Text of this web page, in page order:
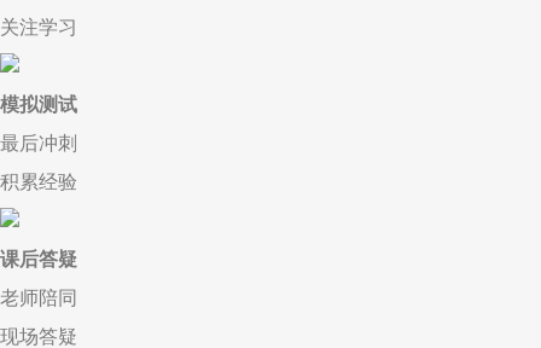
关注学习
模拟测试
最后冲刺
积累经验
课后答疑
老师陪同
现场答疑